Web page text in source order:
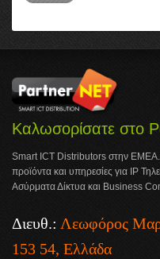
Καλωσορίσατε στο
Smart ICT Distributors στην ΕΜΕΑ.
προϊόντα και υπηρεσίες για IP
Ασύρματα Δίκτυα και Business
Διευθ.: Λεωφόρος
153 54, Ελλάδα